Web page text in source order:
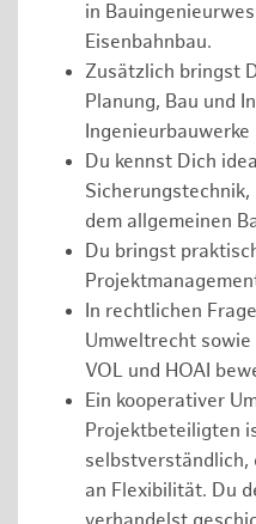
in
Eisenbahnbau.
Zusätzlich bringst
Planung, Bau und
Ingenieurbauwerke
Du kennst Dich
dem allgemeinen
Du bringst
In rechtlichen
Umweltrecht sowie
VOL und HOAI
Ein kooperativer
Projektbeteiligten
selbstverständlich,
an Flexibilität. Du